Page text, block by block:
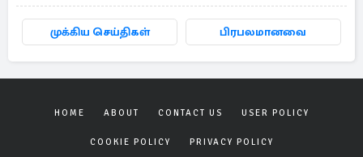
முக்கிய செய்திகள் பிரபலமானவை
HOME ABOUT CONTACT US USER POLICY
COOKIE POLICY PRIVACY POLICY